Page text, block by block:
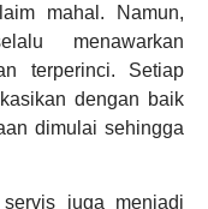
mahal. Namun,
menawarkan
terperinci. Setiap
dengan baik
dimulai sehingga
juga menjadi